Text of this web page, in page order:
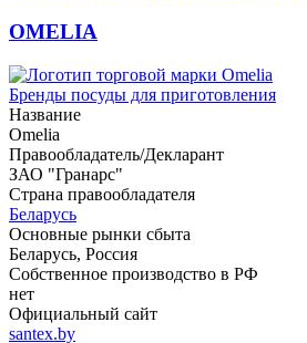
OMELIA
Бренды посуды для приготовления
Название
Omelia
Правообладатель/Декларант
ЗАО "Гранарс"
Страна правообладателя
Беларусь
Основные рынки сбыта
Беларусь, Россия
Собственное производство в РФ
нет
Официальный сайт
santex.by